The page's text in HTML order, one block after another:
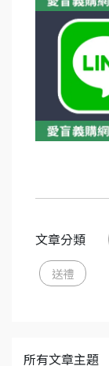
文章分類
送禮
所有文章主題